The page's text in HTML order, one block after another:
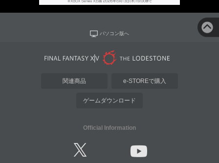
パソコン版へ
関連商品 e-STOREで購入
ゲームダウンロード
Official Information